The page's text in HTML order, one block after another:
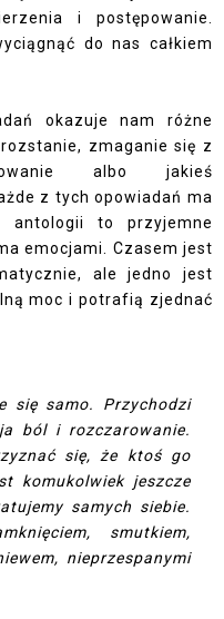
i postępowanie.
do nas całkiem
okazuje nam różne
zmaganie się z
albo jakieś
z tych opowiadań ma
to przyjemne
emocjami. Czasem jest
ale jedno jest
moc i potrafią zjednać
się samo. Przychodzi
ból i rozczarowanie.
się, że ktoś go
komukolwiek jeszcze
samych siebie.
smutkiem,
nieprzespanymi